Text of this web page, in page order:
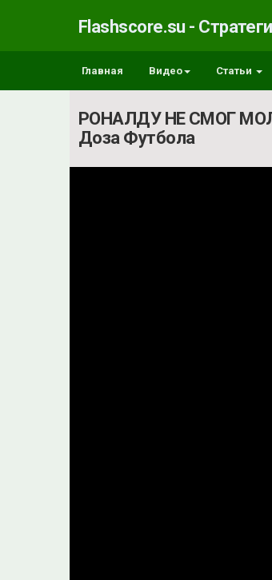
Flashscore.su -
Главная Видео Статьи
РОНАЛДУ НЕ СМОГ
Доза Футбола